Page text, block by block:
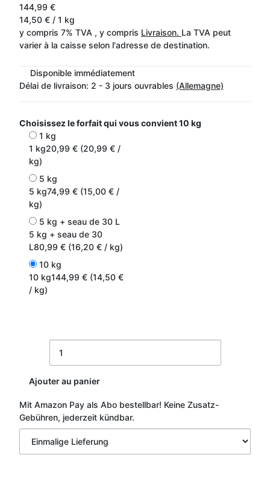
144,99 €
14,50 € / 1 kg
y compris 7% TVA , y compris Livraison. La TVA peut
varier à la caisse selon l'adresse de destination.
Disponible immédiatement
Délai de livraison: 2 - 3 jours ouvrables (Allemagne)
Choisissez le forfait qui vous convient10 kg
1 kg
1 kg20,99 € (20,99 € /
kg)
5 kg
5 kg74,99 € (15,00 € /
kg)
5 kg + seau de 30 L
5 kg + seau de 30
L80,99 € (16,20 € / kg)
10 kg
10 kg144,99 € (14,50 €
/ kg)
Ajouter au panier
Mit Amazon Pay als Abo bestellbar! Keine Zusatz-
Gebühren, jederzeit kündbar.